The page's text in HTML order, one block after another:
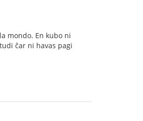
mondo. En kubo ni
ĉar ni havas pagi